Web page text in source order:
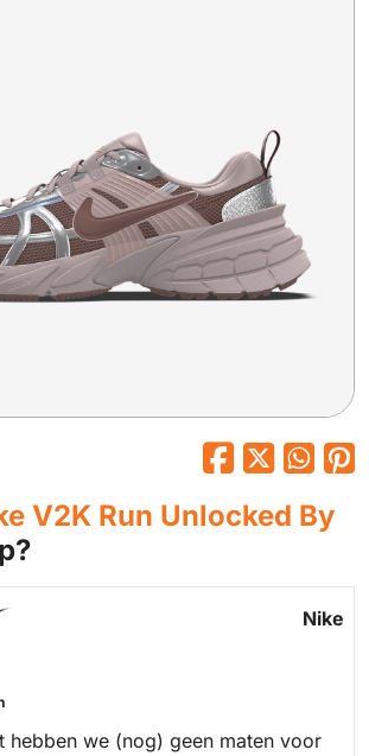
V2K Run Unlocked By
Nike
hebben we (nog) geen maten voor